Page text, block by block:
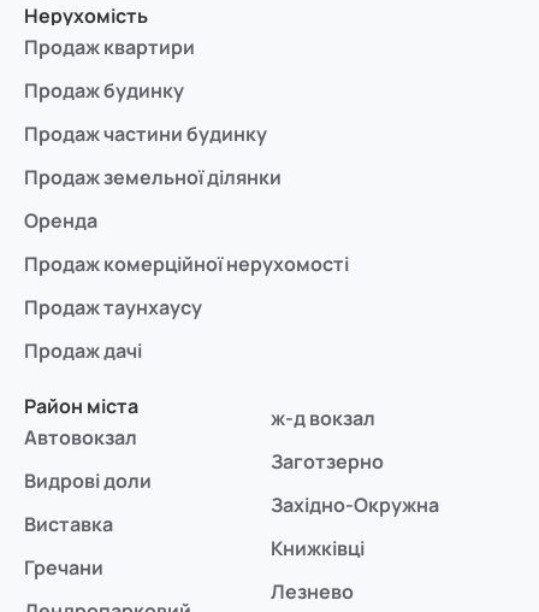
Нерухомість
Продаж квартири
Продаж будинку
Продаж частини будинку
Продаж земельної ділянки
Оренда
Продаж комерційної нерухомості
Продаж таунхаусу
Продаж дачі
Район міста
Автовокзал
Видрові доли
Виставка
Гречани
ж-д вокзал
Заготзерно
Західно-Окружна
Книжківці
Лезнево